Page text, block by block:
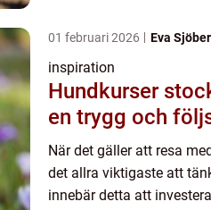
01 februari 2026 Eva
inspiration
Hundkurser stockholm
en trygg och
När det gäller att resa
det allra viktigaste att
innebär detta att